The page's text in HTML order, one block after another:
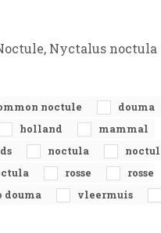
Nyctalus noctula
noctule
douma
holland
mammal
noctula
rosse
rosse
douma
vleermuis